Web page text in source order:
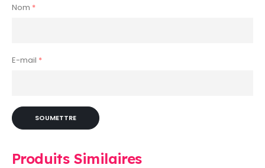
Nom *
E-mail *
Produits Similaires